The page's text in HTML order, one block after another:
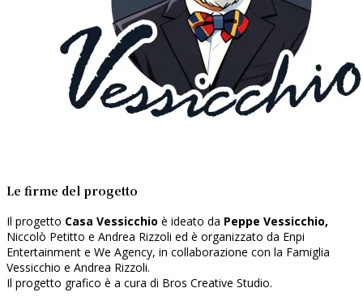
Le firme del progetto
Il progetto Casa Vessicchio è ideato da Peppe Vessicchio,
Niccolò Petitto e Andrea Rizzoli ed è organizzato da Enpi
Entertainment e We Agency, in collaborazione con la Famiglia
Vessicchio e Andrea Rizzoli.
Il progetto grafico è a cura di Bros Creative Studio.